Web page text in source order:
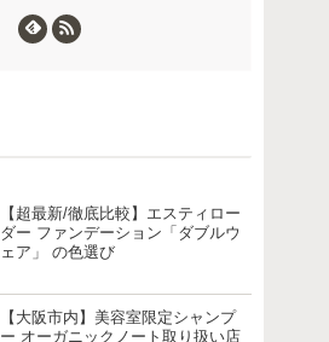
【超最新/徹底比較】エスティロー
ダー ファンデーション「ダブルウ
ェア」 の色選び
【大阪市内】美容室限定シャンプ
ー オーガニックノート取り扱い店